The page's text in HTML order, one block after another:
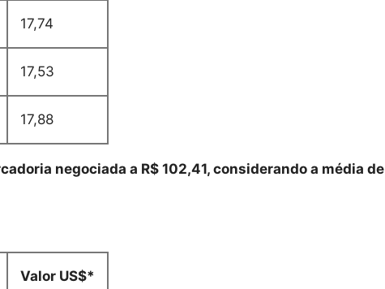
17,74
17,53
17,88
negociada a R$ 102,41, considerando a média de
Valor US$*